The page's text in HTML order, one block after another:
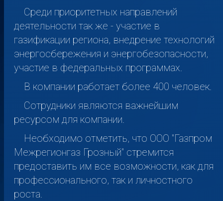
Среди приоритетных направлений
деятельности так же - участие в
газификации региона, внедрение технологий
энергосбережения и энергобезопасности,
участие в федеральных программах.
В компании работает более 400 человек.
Сотрудники являются важнейшим
ресурсом для компании.
Необходимо отметить, что ООО "Газпром
Межрегионгаз Грозный" стремится
предоставить им все возможности, как для
профессионального, так и личностного
роста.